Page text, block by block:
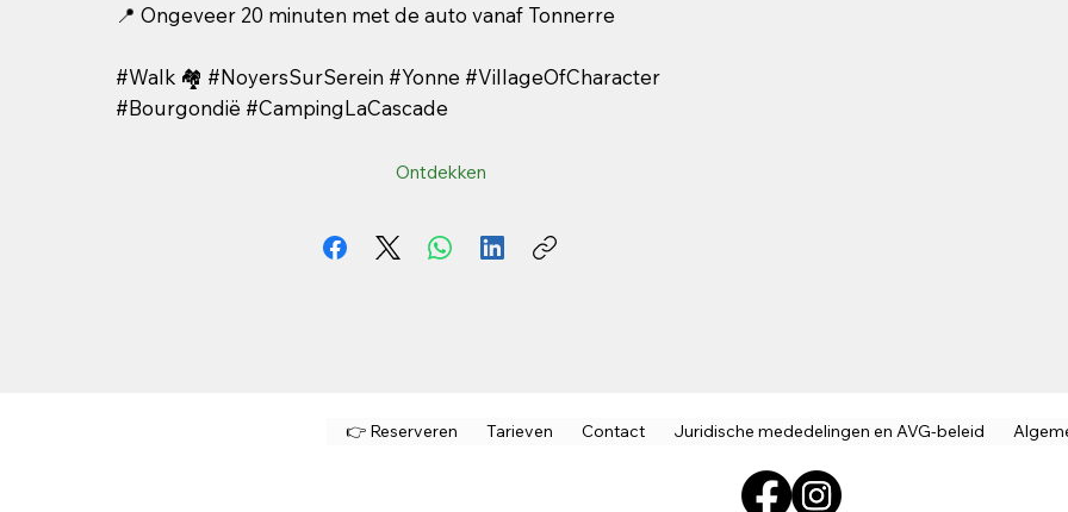
📍 Ongeveer 20 minuten met de auto vanaf Tonnerre
#Walk 🏘️ #NoyersSurSerein #Yonne #VillageOfCharacter
#Bourgondië #CampingLaCascade
Ontdekken
👉 Reserveren Tarieven Contact Juridische mededelingen en AVG-beleid